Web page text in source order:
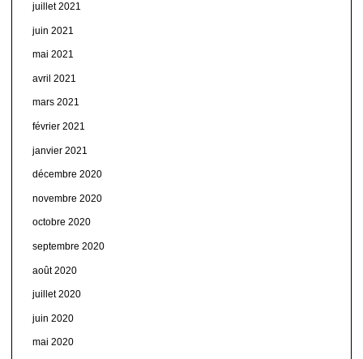
juillet 2021
juin 2021
mai 2021
avril 2021
mars 2021
février 2021
janvier 2021
décembre 2020
novembre 2020
octobre 2020
septembre 2020
août 2020
juillet 2020
juin 2020
mai 2020